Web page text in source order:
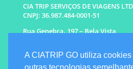
CIA TRIP SERVIÇOS DE VIAGENS
CNPJ: 36.987.484-0001-51
Rua Genebra, 197 – Bela Vista
WhatsApp: (11) 96333-6677 |
94341-1314
A CIATRIP GO utiliza